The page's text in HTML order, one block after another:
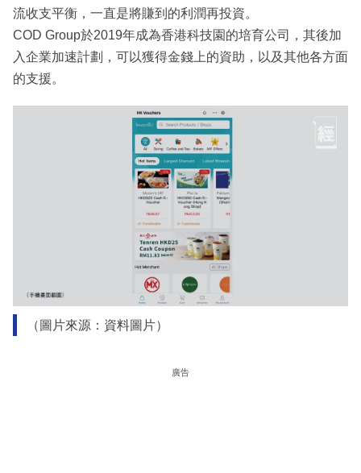
流收支平衡，一直是將賺到的利潤再投資。
COD Group於2019年成為香港科技園的培育公司，其後加
入企業加速計劃，可以獲得金錢上的資助，以及其他各方面
的支援。
（圖片來源：資料圖片）
廣告